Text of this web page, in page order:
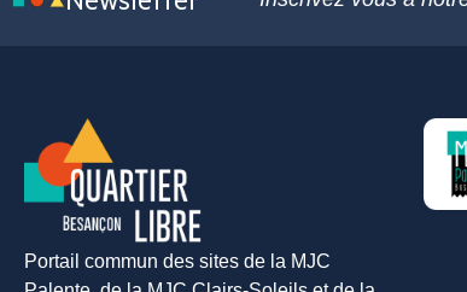
Portail commun des sites de la MJC